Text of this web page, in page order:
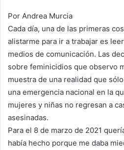
Por Andrea Murcia
Cada día, una de las primeras
alistarme para ir a trabajar es
medios de comunicación. Las
sobre feminicidios que observo
muestra de una realidad que
una emergencia nacional en la
mujeres y niñas no regresan a
asesinadas.
Para el 8 de marzo de 2021
había hecho porque me daba